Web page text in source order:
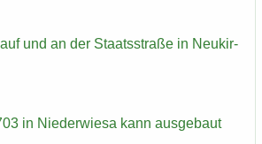
und an der Staats­stra­ße in Neu­kir­
in Nie­der­wie­sa kann aus­ge­baut